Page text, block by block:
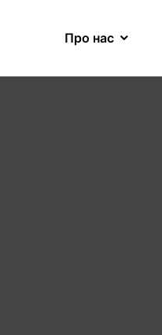
Про нас